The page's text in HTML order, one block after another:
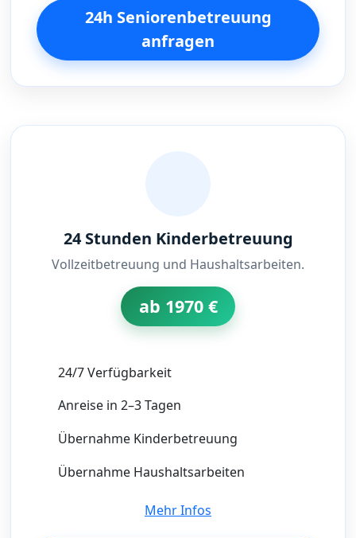
24h Seniorenbetreuung
anfragen
24 Stunden Kinderbetreuung
Vollzeitbetreuung und Haushaltsarbeiten.
ab 1970 €
24/7 Verfügbarkeit
Anreise in 2–3 Tagen
Übernahme Kinderbetreuung
Übernahme Haushaltsarbeiten
Mehr Infos